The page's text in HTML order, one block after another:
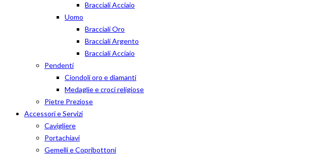
Bracciali Acciaio
Uomo
Bracciali Oro
Bracciali Argento
Bracciali Acciaio
Pendenti
Ciondoli oro e diamanti
Medaglie e croci religiose
Pietre Preziose
Accessori e Servizi
Cavigliere
Portachiavi
Gemelli e Copribottoni